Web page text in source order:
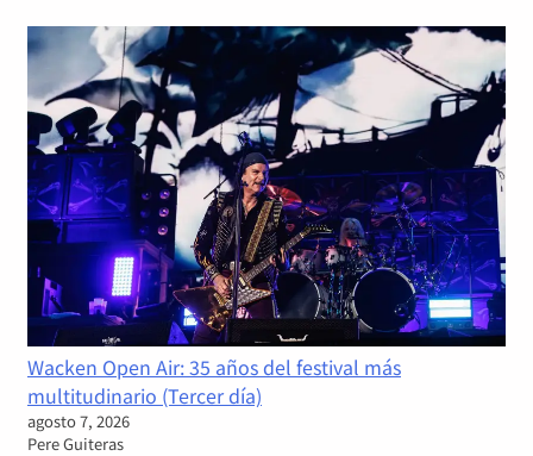
Wacken Open Air: 35 años del festival más
multitudinario (Tercer día)
agosto 7, 2026
Pere Guiteras